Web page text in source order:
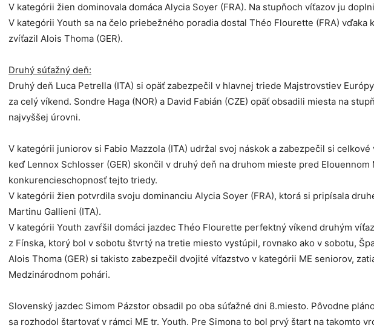
V kategórii žien dominovala domáca Alycia Soyer (FRA). Na stupňoch víťazov ju
V kategórii Youth sa na čelo priebežného poradia dostal Théo Flourette (FRA)
zvíťazil Alois Thoma (GER).
Druhý súťažný deň:
Druhý deň Luca Petrella (ITA) si opäť zabezpečil v hlavnej triede Majstrovstiev
za celý víkend. Sondre Haga (NOR) a David Fabián (CZE) opäť obsadili miesta na
najvyššej úrovni.
V kategórii juniorov si Fabio Mazzola (ITA) udržal svoj náskok a zabezpečil si
keď Lennox Schlosser (GER) skončil v druhý deň na druhom mieste pred
konkurencieschopnosť tejto triedy.
V kategórii žien potvrdila svoju dominanciu Alycia Soyer (FRA), ktorá si pripísala
Martinu Gallieni (ITA).
V kategórii Youth zavŕšil domáci jazdec Théo Flourette perfektný víkend druhým
z Fínska, ktorý bol v sobotu štvrtý na tretie miesto vystúpil, rovnako ako v sobotu,
Alois Thoma (GER) si takisto zabezpečil dvojité víťazstvo v kategórii ME seniorov,
Medzinárodnom pohári.
Slovenský jazdec Simom Pázstor obsadil po oba súťažné dni 8.miesto. Pôvodne
sa rozhodol štartovať v rámci ME tr. Youth. Pre Simona to bol prvý štart na takomto